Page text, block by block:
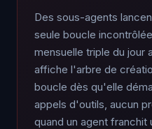
Des sous-agents
seule boucle
mensuelle triple du jour
affiche l'arbre de
boucle dès qu'elle
appels d'outils, aucun
quand un agent